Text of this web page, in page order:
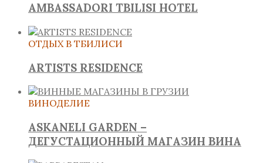
AMBASSADORI TBILISI HOTEL
ОТДЫХ В ТБИЛИСИ
ARTISTS RESIDENCE
ВИНОДЕЛИЕ
ASKANELI GARDEN –
ДЕГУСТАЦИОННЫЙ МАГАЗИН ВИНА